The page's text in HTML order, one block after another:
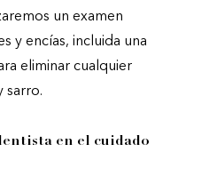
un examen
y encías, incluida una
eliminar cualquier
sarro.
en el cuidado